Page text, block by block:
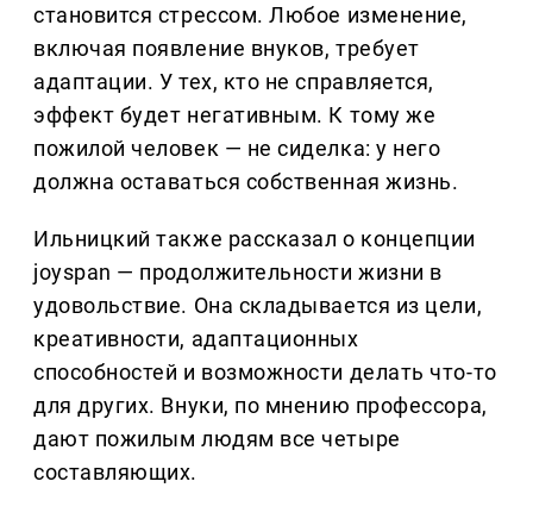
становится стрессом. Любое изменение,
включая появление внуков, требует
адаптации. У тех, кто не справляется,
эффект будет негативным. К тому же
пожилой человек — не сиделка: у него
должна оставаться собственная жизнь.
Ильницкий также рассказал о концепции
joyspan — продолжительности жизни в
удовольствие. Она складывается из цели,
креативности, адаптационных
способностей и возможности делать что-то
для других. Внуки, по мнению профессора,
дают пожилым людям все четыре
составляющих.